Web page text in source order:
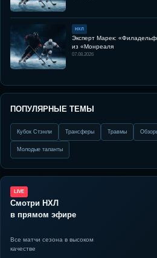
НХЛ
Эксперт Марек:
из «Монреаля
07.08.2026
ПОПУЛЯРНЫЕ ТЕМЫ
Кубок Стэнли Трансферы Травмы
Молодые таланты
LIVE
Смотри НХЛ
в прямом эфире
Все матчи сезона в высоком
качестве